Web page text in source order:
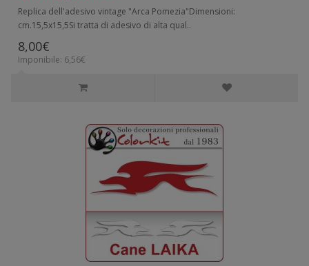
Replica dell'adesivo vintage "Arca Pomezia"Dimensioni:
cm.15,5x15,5Si tratta di adesivo di alta qual..
8,00€
Imponibile: 6,56€